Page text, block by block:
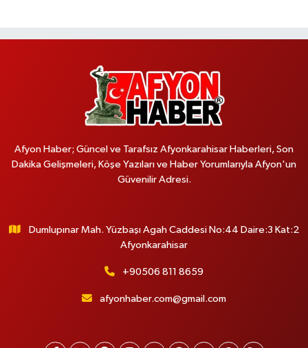
Afyon Haber; Güncel ve Tarafsız Afyonkarahisar Haberleri, Son
Dakika Gelişmeleri, Köşe Yazıları ve Haber Yorumlarıyla Afyon'un
Güvenilir Adresi.
Dumlupınar Mah. Yüzbaşı Agah Caddesi No:44 Daire:3 Kat:2
Afyonkarahisar
+90506 811 8659
afyonhaber.com@gmail.com